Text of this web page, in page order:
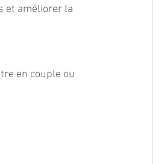
et améliorer la
en couple ou